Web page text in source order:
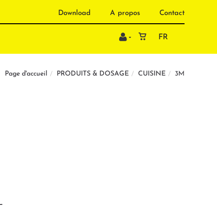
Download A propos Contact
FR
Page d'accueil PRODUITS & DOSAGE CUISINE 3M